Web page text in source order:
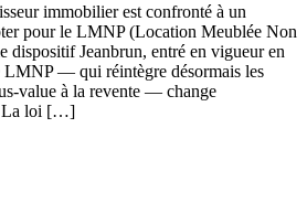
immobilier est confronté à un
pour le LMNP (Location Meublée Non
dispositif Jeanbrun, entré en vigueur en
— qui réintègre désormais les
value à la revente — change
La loi […]